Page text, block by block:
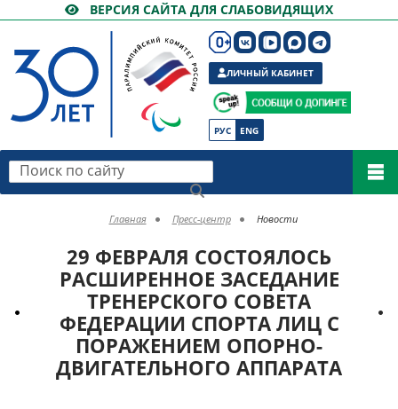
ВЕРСИЯ САЙТА ДЛЯ СЛАБОВИДЯЩИХ
РУС ENG
ЛИЧНЫЙ КАБИНЕТ
Поиск по сайту
Главная Пресс-центр Новости
29 ФЕВРАЛЯ СОСТОЯЛОСЬ
РАСШИРЕННОЕ ЗАСЕДАНИЕ
ТРЕНЕРСКОГО СОВЕТА
ФЕДЕРАЦИИ СПОРТА ЛИЦ С
ПОРАЖЕНИЕМ ОПОРНО-
ДВИГАТЕЛЬНОГО АППАРАТА